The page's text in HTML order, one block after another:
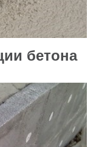
бетона